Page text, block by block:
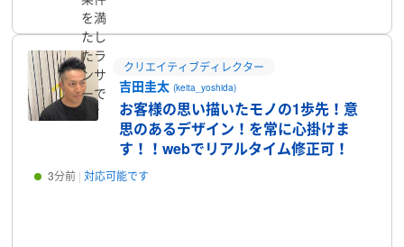
を満
たし
たラ
ンサ
ーで
す
クリエイティブディレクター
吉田圭太(keita_yoshida)
お客様の思い描いたモノの1歩先！意
思のあるデザイン！を常に心掛けま
す！！webでリアルタイム修正可！
3分前 対応可能です